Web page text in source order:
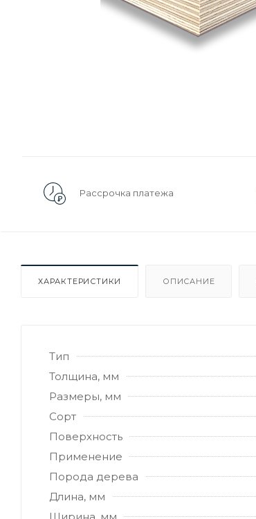
Рассрочка платежа
ХАРАКТЕРИСТИКИ ОПИСАНИЕ
Тип
Толщина, мм
Размеры, мм
Сорт
Поверхность
Применение
Порода дерева
Длина, мм